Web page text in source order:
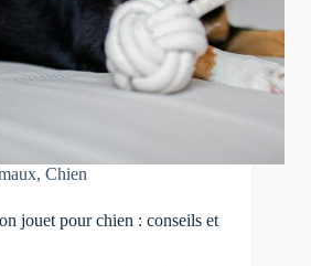
, Chien
jouet pour chien : conseils et